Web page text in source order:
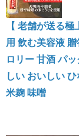
【 老舗が送る
用 飲む美容液
ロリー 甘酒 パ
しい おいしい
米麹 味噌